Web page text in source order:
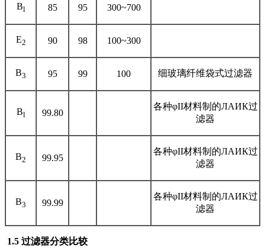
Bl 85 95 300~700
E2 90 98 100~300
B3 95 99 100 细玻璃纤维袋式过滤器
Bl 99.80
各种φII材料制的ЛАИК过
滤器
B2 99.95
各种φII材料制的ЛАИК过
滤器
B3 99.99
各种φII材料制的ЛАИК过
滤器
1.5 过滤器分类比较